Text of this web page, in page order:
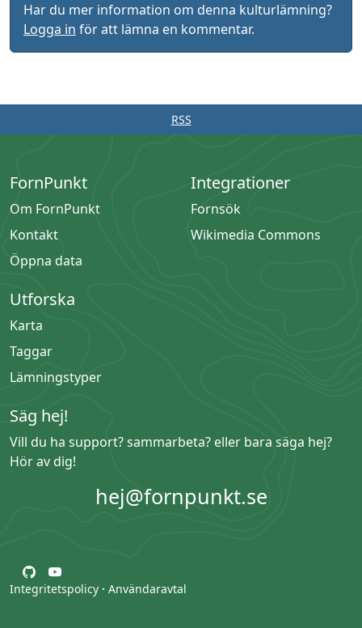
Har du mer information om denna kulturlämning?
Logga in för att lämna en kommentar.
RSS
FornPunkt
Om FornPunkt
Kontakt
Öppna data
Integrationer
Fornsök
Wikimedia Commons
Utforska
Karta
Taggar
Lämningstyper
Säg hej!
Vill du ha support? sammarbeta? eller bara säga hej?
Hör av dig!
hej@fornpunkt.se
Integritetspolicy · Användaravtal